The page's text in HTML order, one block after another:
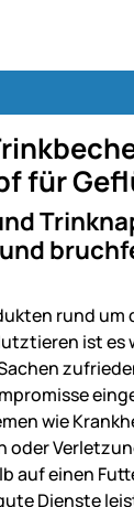
für
rund um
ist es
wie
oder
auf einen
Dienste